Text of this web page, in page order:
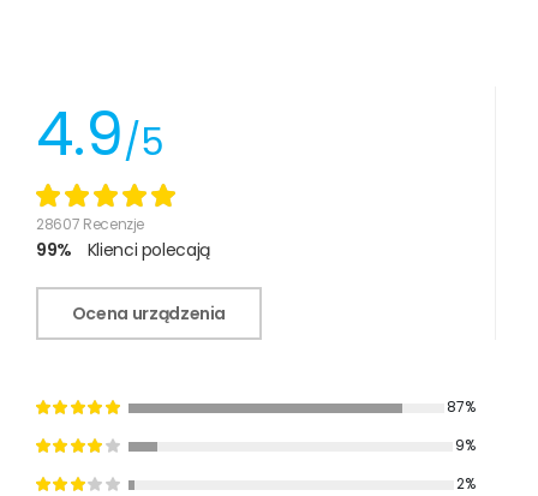
4.9/5
28607 Recenzje
99% Klienci polecają
Ocena urządzenia
87%
9%
2%